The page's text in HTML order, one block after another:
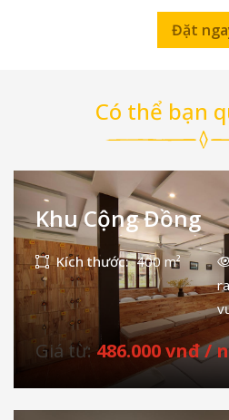
Đặt
Có thể bạn
Khu Cộng Đồng
Kích thước: 400 m²
Giá từ: 486.000 vnđ /